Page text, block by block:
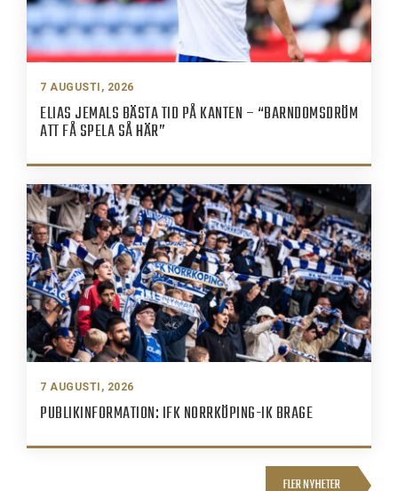
7 AUGUSTI, 2026
ELIAS JEMALS BÄSTA TID PÅ KANTEN – “BARNDOMSDRÖM
ATT FÅ SPELA SÅ HÄR”
7 AUGUSTI, 2026
PUBLIKINFORMATION: IFK NORRKÖPING-IK BRAGE
FLER NYHETER